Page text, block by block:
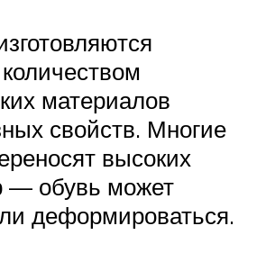
материалов
свойств. Многие
высоких
— обувь может
деформироваться.